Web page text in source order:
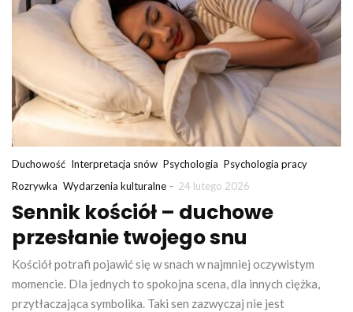
Duchowość Interpretacja snów Psychologia Psychologia pracy
Rozrywka Wydarzenia kulturalne - 24 lutego 2026
Sennik kościół – duchowe
przesłanie twojego snu
Kościół potrafi pojawić się w snach w najmniej oczywistym
momencie. Dla jednych to spokojna scena, dla innych ciężka,
przytłaczająca symbolika. Taki sen zazwyczaj nie jest